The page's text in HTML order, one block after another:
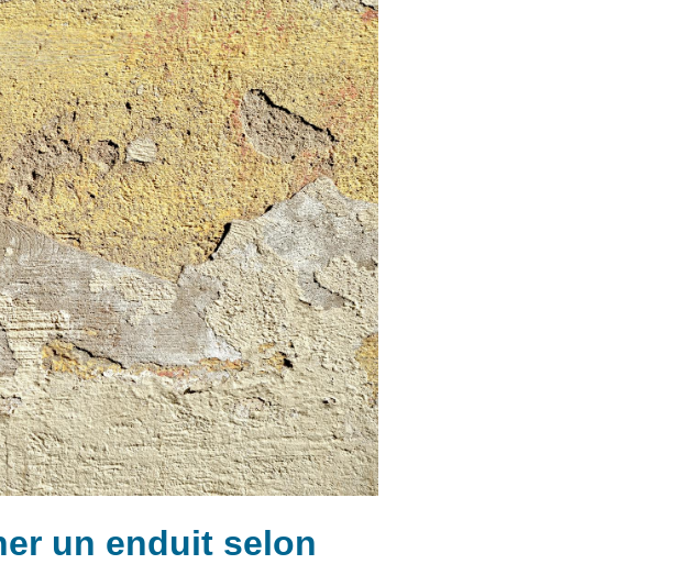
un enduit selon